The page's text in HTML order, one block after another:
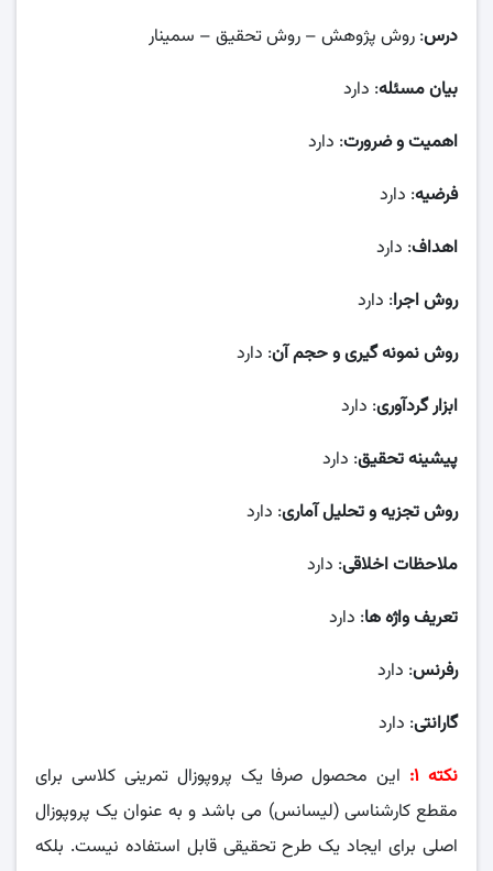
درس: روش پژوهش – روش تحقیق – سمینار
بیان مسئله: دارد
اهمیت و ضرورت: دارد
فرضیه: دارد
اهداف: دارد
روش اجرا: دارد
روش نمونه گیری و حجم آن: دارد
ابزار گردآوری: دارد
پیشینه تحقیق: دارد
روش تجزیه و تحلیل آماری: دارد
ملاحظات اخلاقی: دارد
تعریف واژه ها: دارد
رفرنس: دارد
گارانتی: دارد
نکته ۱:
این محصول صرفا یک پروپوزال تمرینی کلاسی برای
مقطع کارشناسی (لیسانس) می باشد و به عنوان یک پروپوزال
اصلی برای ایجاد یک طرح تحقیقی قابل استفاده نیست. بلکه